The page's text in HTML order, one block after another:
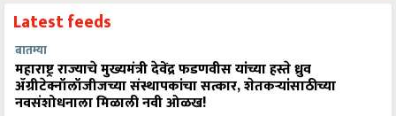
Latest feeds
बातम्या
महाराष्ट्र राज्याचे मुख्यमंत्री देवेंद्र फडणवीस यांच्या हस्ते ध्रुव
ॲग्रीटेक्नॉलॉजीजच्या संस्थापकांचा सत्कार, शेतकऱ्यांसाठीच्या
नवसंशोधनाला मिळाली नवी ओळख!